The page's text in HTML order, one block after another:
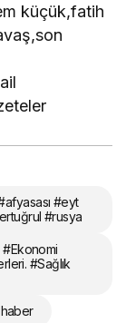
küçük,fatih
#eyt
#rusya
#Sağlık